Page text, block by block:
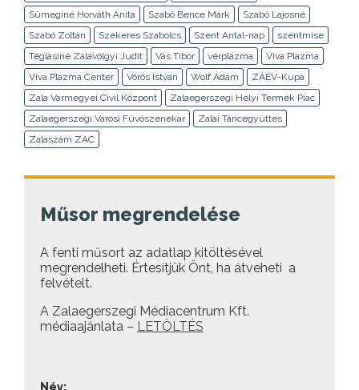
Sümeginé Horváth Anita
Szabó Bence Márk
Szabó Lajosné
Szabó Zoltán
Szekeres Szabolcs Szent Antal-nap
szentmise
Téglásiné Zalavölgyi Judit
Vas Tibor vérplazma
Viva Plazma
Viva Plazma Center
Vörös István Wolf Ádám
ZÁÉV-Kupa
Zala Vármegyei Civil Központ
Zalaegerszegi Helyi Termék Piac
Zalaegerszegi Városi Fúvószenekar
Zalai Táncegyüttes
Zalaszám ZAC
Műsor megrendelése
A fenti műsort az adatlap kitöltésével
megrendelheti. Értesítjük Önt, ha átveheti a
felvételt.
A Zalaegerszegi Médiacentrum Kft.
médiaajánlata – LETÖLTÉS
Név: